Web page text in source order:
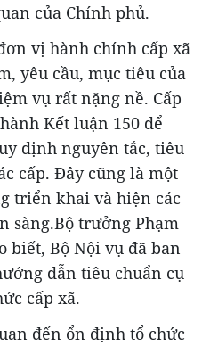
của Chính phủ.
vị hành chính cấp xã
yêu cầu, mục tiêu của
vụ rất nặng nề. Cấp
Kết luận 150 để
định nguyên tắc, tiêu
cấp. Đây cũng là một
triển khai và hiện các
sàng.Bộ trưởng Phạm
biết, Bộ Nội vụ đã ban
dẫn tiêu chuẩn cụ
cấp xã.
đến ổn định tổ chức